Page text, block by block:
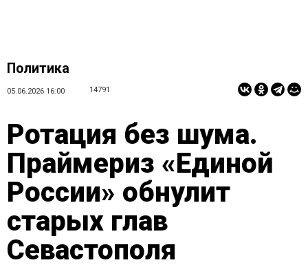
Политика
05.06.2026 16:00 14791
Ротация без шума.
Праймериз «Единой
России» обнулит
старых глав
Севастополя